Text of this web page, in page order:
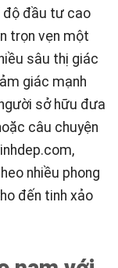
độ đầu tư cao
trọn vẹn một
sâu thị giác
giác mạnh
sở hữu đưa
câu chuyện
,
nhiều phong
đến tinh xảo